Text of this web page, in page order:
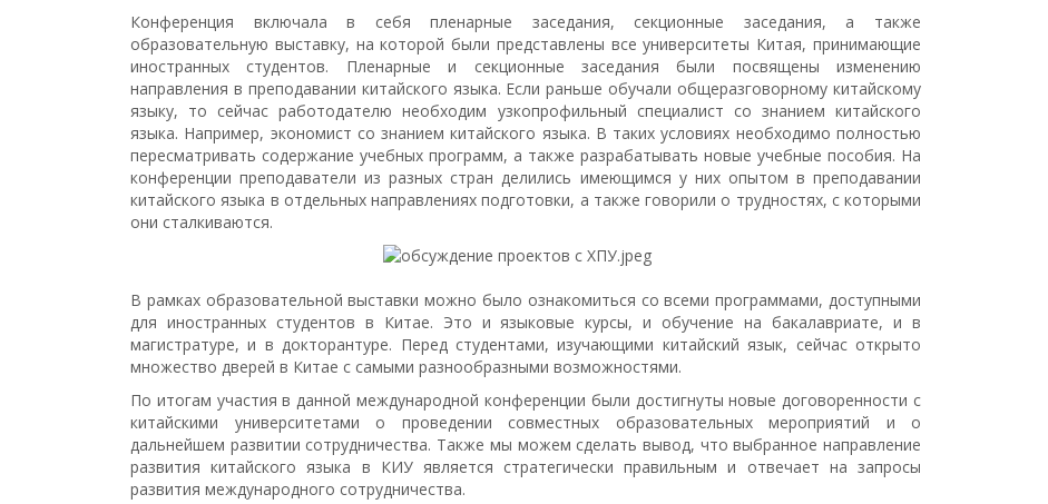
Конференция включала в себя пленарные заседания, секционные заседания, а также
образовательную выставку, на которой были представлены все университеты Китая, принимающие
иностранных студентов. Пленарные и секционные заседания были посвящены изменению
направления в преподавании китайского языка. Если раньше обучали общеразговорному китайскому
языку, то сейчас работодателю необходим узкопрофильный специалист со знанием китайского
языка. Например, экономист со знанием китайского языка. В таких условиях необходимо полностью
пересматривать содержание учебных программ, а также разрабатывать новые учебные пособия. На
конференции преподаватели из разных стран делились имеющимся у них опытом в преподавании
китайского языка в отдельных направлениях подготовки, а также говорили о трудностях, с которыми
они сталкиваются.
В рамках образовательной выставки можно было ознакомиться со всеми программами, доступными
для иностранных студентов в Китае. Это и языковые курсы, и обучение на бакалавриате, и в
магистратуре, и в докторантуре. Перед студентами, изучающими китайский язык, сейчас открыто
множество дверей в Китае с самыми разнообразными возможностями.
По итогам участия в данной международной конференции были достигнуты новые договоренности с
китайскими университетами о проведении совместных образовательных мероприятий и о
дальнейшем развитии сотрудничества. Также мы можем сделать вывод, что выбранное направление
развития китайского языка в КИУ является стратегически правильным и отвечает на запросы
развития международного сотрудничества.